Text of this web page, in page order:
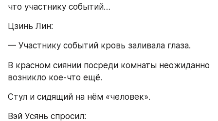
что участнику событий…
Цзинь Лин:
— Участнику событий кровь заливала глаза.
В красном сиянии посреди комнаты неожиданно
возникло кое-что ещё.
Стул и сидящий на нём «человек».
Вэй Усянь спросил: